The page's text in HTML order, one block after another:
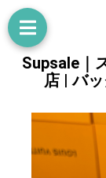
Supsale｜
店 | バ